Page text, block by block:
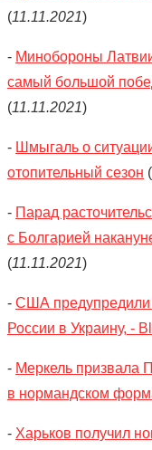
КОНТАКТЫ
>
(11.11.2021)
- Минобороны
самый большой
(11.11.2021)
- Шмыгаль о
отопительный сезон (
- Парад
с Болгарией
(11.11.2021)
- США
России в Украину, -
- Меркель призвала
в нормандском
- Харьков получил